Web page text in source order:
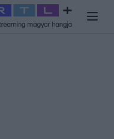
#Celeb vagyok, ments